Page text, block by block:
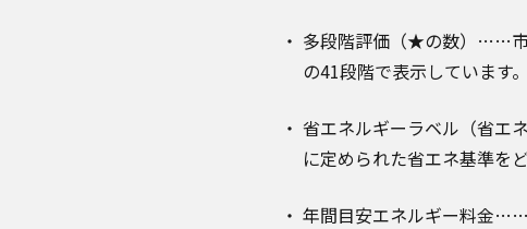
多段階評価（★の数）……市
の41段階で表示しています。
省エネルギーラベル（省エ
に定められた省エネ基準を
年間目安エネルギー料金……